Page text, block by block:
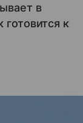
в
готовится к